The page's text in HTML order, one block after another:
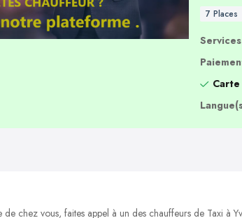
7 Places
chez vous, faites appel à un des chauffeurs de Taxi à